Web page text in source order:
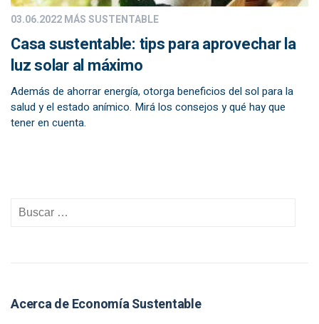
03.06.2022MÁS SUSTENTABLE
Casa sustentable: tips para aprovechar la
luz solar al máximo
Además de ahorrar energía, otorga beneficios del sol para la
salud y el estado anímico. Mirá los consejos y qué hay que
tener en cuenta.
Acerca de Economía Sustentable